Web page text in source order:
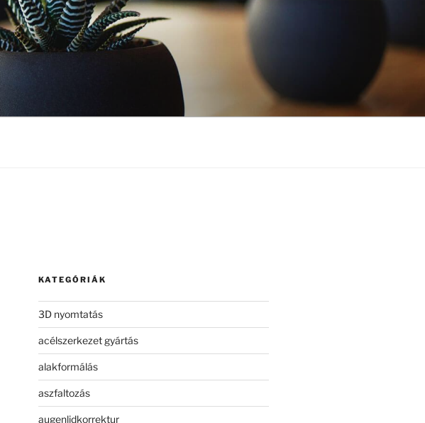
KATEGÓRIÁK
3D nyomtatás
acélszerkezet gyártás
alakformálás
aszfaltozás
augenlidkorrektur